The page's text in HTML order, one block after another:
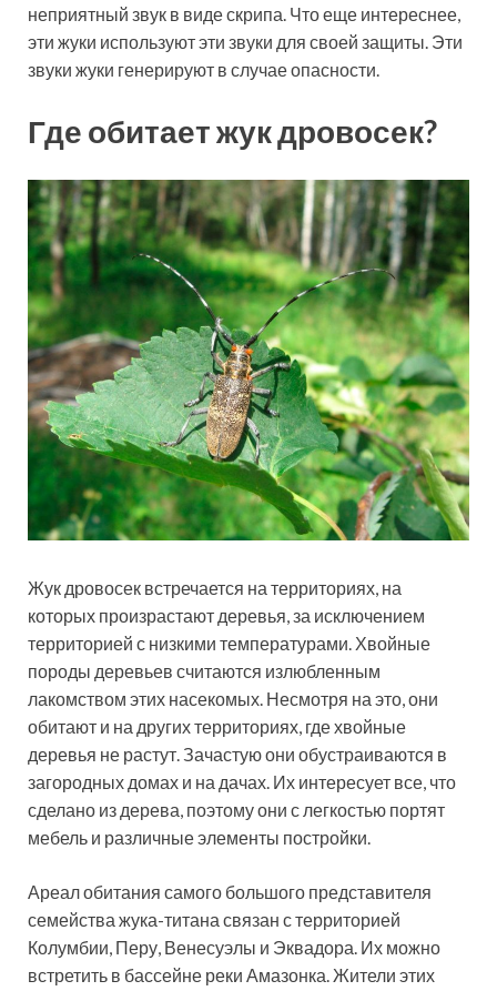
неприятный звук в виде скрипа. Что еще интереснее,
эти жуки используют эти звуки для своей защиты. Эти
звуки жуки генерируют в случае опасности.
Где обитает жук дровосек?
Жук дровосек встречается на территориях, на
которых произрастают деревья, за исключением
территорией с низкими температурами. Хвойные
породы деревьев считаются излюбленным
лакомством этих насекомых. Несмотря на это, они
обитают и на других территориях, где хвойные
деревья не растут. Зачастую они обустраиваются в
загородных домах и на дачах. Их интересует все, что
сделано из дерева, поэтому они с легкостью портят
мебель и различные элементы постройки.
Ареал обитания самого большого представителя
семейства жука-титана связан с территорией
Колумбии, Перу, Венесуэлы и Эквадора. Их можно
встретить в бассейне реки Амазонка. Жители этих